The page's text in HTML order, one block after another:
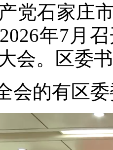
党石家庄
年7月
会。区委
会的有区